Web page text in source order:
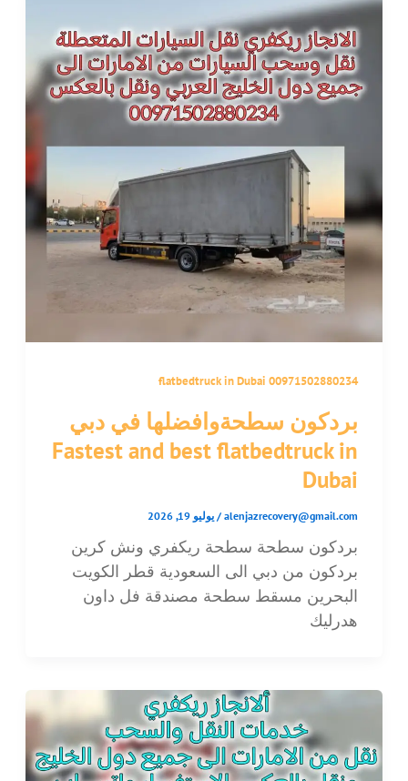
flatbedtruck in Dubai 00971502880234
بردكون سطحةوافضلها في دبي
Fastest and best flatbedtruck in
Dubai
alenjazrecovery@gmail.com
/ يوليو 19, 2026
بردكون سطحة سطحة ريكفري ونش كرين
بردكون من دبي الى السعودية قطر الكويت
البحرين مسقط سطحة مصندقة فل داون
هدرليك